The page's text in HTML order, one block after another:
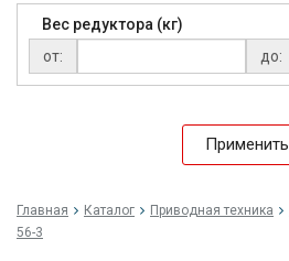
Вес редуктора (кг)
от:
до:
Применить
Главная Каталог Приводная техника
56-3